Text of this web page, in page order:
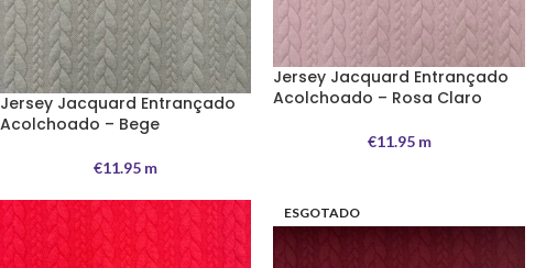
Jersey Jacquard Entrançado
Acolchoado – Bege
€11.95 m
Jersey Jacquard Entrançado
Acolchoado – Rosa Claro
€11.95m
ESGOTADO